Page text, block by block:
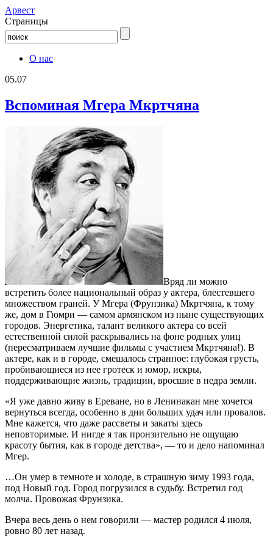
Aрвест
Страницы
О нас
05.07
Вспоминая Мгера Мкртчяна
Вряд ли можно
встретить более национальный образ у актера, блестевшего
множеством граней. У Мгера (Фрунзика) Мкртчяна, к тому
же, дом в Гюмри — самом армянском из ныне существующих
городов. Энергетика, талант великого актера со всей
естественной силой раскрывались на фоне родных улиц
(пересматриваем лучшие фильмы с участием Мкртчяна!). В
актере, как и в городе, смешалось странное: глубокая грусть,
пробивающиеся из нее гротеск и юмор, искры,
поддерживающие жизнь, традиции, вросшие в недра земли.
«Я уже давно живу в Ереване, но в Ленинакан мне хочется
вернуться всегда, особенно в дни больших удач или провалов.
Мне кажется, что даже рассветы и закаты здесь
неповторимые. И нигде я так пронзительно не ощущаю
красоту бытия, как в городе детства», — то и дело напоминал
Мгер.
…Он умер в темноте и холоде, в страшную зиму 1993 года,
под Новый год. Город погрузился в судьбу. Встретил год
молча. Провожая Фрунзика.
Вчера весь день о нем говорили — мастер родился 4 июля,
ровно 80 лет назад.